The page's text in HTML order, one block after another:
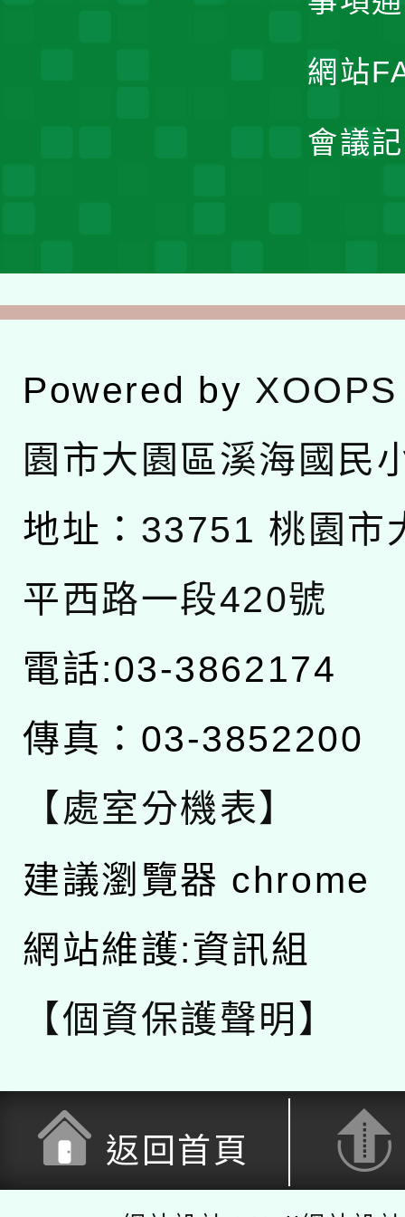
網站
會議
Powered by XOOPS
園市大園區溪海國民
地址： 33751 桃園市
平西路一段420號
電話:03-3862174
傳真：03-3852200
【處室分機表】
建議瀏覽器 chrome
網站維護:資訊組
【個資保護聲明】
返回首頁